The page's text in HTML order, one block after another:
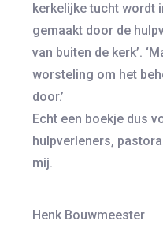
kerkelijke tucht wordt
gemaakt door de
van buiten de kerk’.
worsteling om het
door.’
Echt een boekje dus
hulpverleners,
mij.
Henk Bouwmeester